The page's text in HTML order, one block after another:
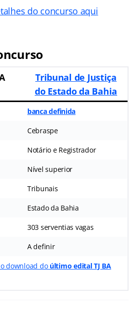
do concurso aqui
Tribunal de Justiça
do Estado da Bahia
banca definida
Cebraspe
Notário e Registrador
Nível superior
Tribunais
Estado da Bahia
303 serventias vagas
A definir
download do último edital TJ BA